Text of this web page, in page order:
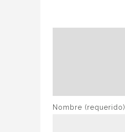
Nombre (requerido)